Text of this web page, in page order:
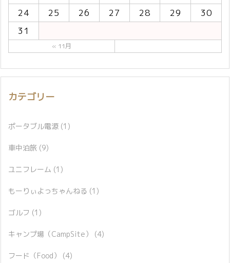
24
25 26 27 28 29
30
31
« 11月
カテゴリー
ポータブル電源 (1)
車中泊旅 (9)
ユニフレーム (1)
もーりぃよっちゃんねる (1)
ゴルフ (1)
キャンプ場（CampSite） (4)
フード（Food） (4)